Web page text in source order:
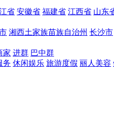
省 安徽省 福建省 江西省 山东
湘西土家族苗族自治州 长沙市
家 进群 巴中群
务 休闲娱乐 旅游度假 丽人美容